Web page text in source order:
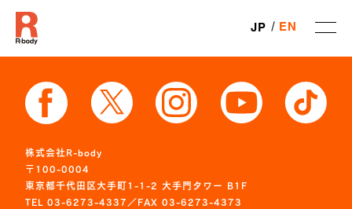
JP EN
株式会社R-body
〒100-0004
東京都千代田区大手町1-1-2 大手門タワー B1F
TEL 03-6273-4337／FAX 03-6273-4373